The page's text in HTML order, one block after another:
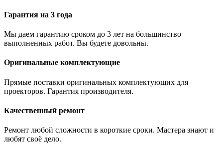
Гарантия на 3 года
Мы даем гарантию сроком до 3 лет на большинство
выполненных работ. Вы будете довольны.
Оригинальные комплектующие
Прямые поставки оригинальных комплектующих для
проекторов. Гарантия производителя.
Качественный ремонт
Ремонт любой сложности в короткие сроки. Мастера знают и
любят своё дело.